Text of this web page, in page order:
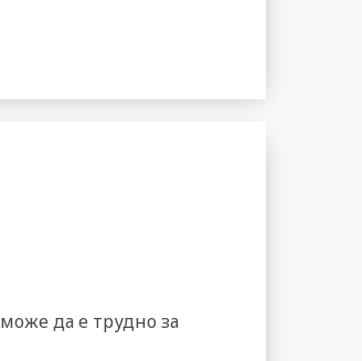
може да е трудно за